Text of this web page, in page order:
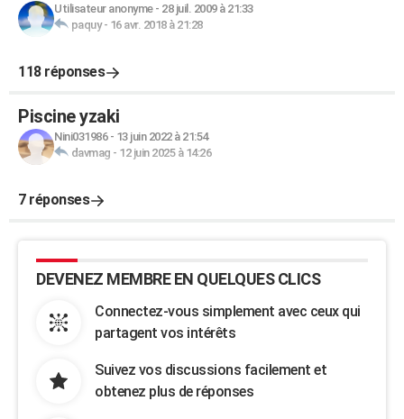
Utilisateur anonyme- 28 juil. 2009 à 21:33
paquy- 16 avr. 2018 à 21:28
118 réponses
Piscine yzaki
Nini031986- 13 juin 2022 à 21:54
davmag - 12 juin 2025 à 14:26
7 réponses
DEVENEZ MEMBRE EN QUELQUES CLICS
Connectez-vous simplement avec ceux qui
partagent vos intérêts
Suivez vos discussions facilement et
obtenez plus de réponses